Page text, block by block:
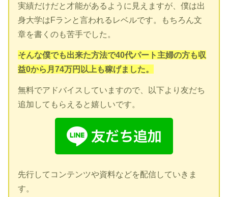
実績だけだと才能があるように見えますが、僕は出
身大学はFランと言われるレベルです。もちろん文
章を書くのも苦手でした。
そんな僕でも出来た方法で40代パート主婦の方も収
益0から月74万円以上も稼げました。
無料でアドバイスしていますので、以下より友だち
追加してもらえると嬉しいです。
先行してコンテンツや資料などを配信していきま
す。